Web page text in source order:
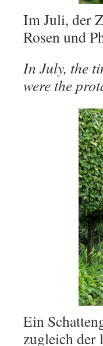
Im Juli, der
Rosen und
In July, the
were the
Ein
zugleich der